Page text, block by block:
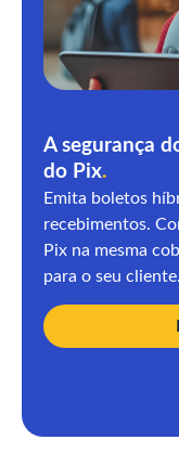
A segurança
do Pix.
Emita boletos
recebimentos.
Pix na mesma
para o seu cliente.